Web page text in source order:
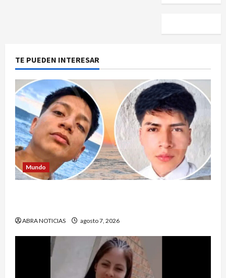
TE PUEDEN INTERESAR
Mundo
ABRA NOTICIAS agosto 7, 2026